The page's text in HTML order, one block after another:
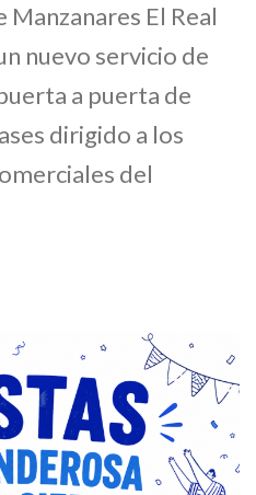
El Real
nuevo servicio de
a puerta de
dirigido a los
del